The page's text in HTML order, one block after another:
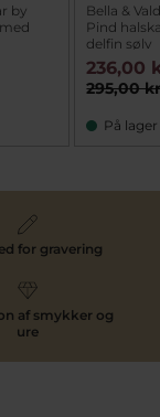
by
Bella &
Pind
delfin sølv
295,00
236,00
På lager
for gravering
af smykker og
ure